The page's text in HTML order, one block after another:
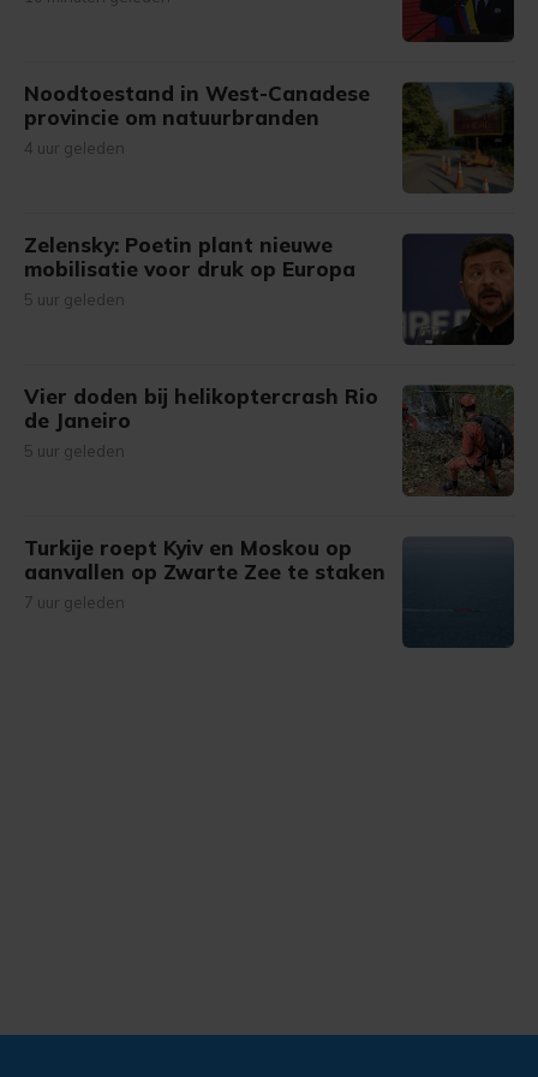
Noodtoestand in West-Canadese
provincie om natuurbranden
4 uur geleden
Zelensky: Poetin plant nieuwe
mobilisatie voor druk op Europa
5 uur geleden
Vier doden bij helikoptercrash Rio
de Janeiro
5 uur geleden
Turkije roept Kyiv en Moskou op
aanvallen op Zwarte Zee te staken
7 uur geleden